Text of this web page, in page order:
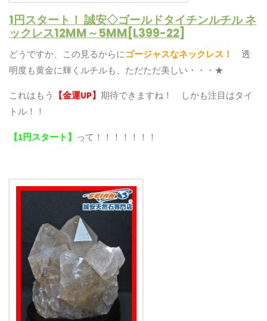
1円スタート！ 誠安◇ゴールドタイチンルチル ネ
ックレス12MM～5MM[L399-22]
どうですか、この見るからにゴージャスなネックレス！
透
明度も黄金に輝くルチルも、ただただ美しい・・・★
これはもう 【金運UP】期待できますね！ しかも注目はタイ
トル！！
【1円スタート】 って！！！！！！！